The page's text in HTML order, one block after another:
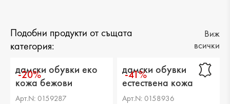
Подобни продукти от същата
категория:
Виж
всички
-20%
дамски обувки еко
кожа бежови
Арт.N: 0159287
-41%
дамски обувки
естествена кожа
черни
Арт.N: 0158936